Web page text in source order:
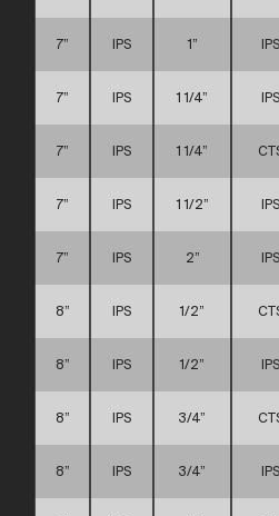
7” IPS 1” IPS
7” IPS 1 1/4” IPS
7” IPS 1 1/4”
7” IPS 1 1/2” IPS
7” IPS 2” IPS
8” IPS 1/2”
8” IPS 1/2” IPS
8” IPS 3/4”
8” IPS 3/4” IPS